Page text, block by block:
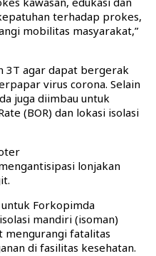
terhadap prokes,
mobilitas masyarakat,”
3T agar dapat bergerak
virus corona. Selain
juga diimbau untuk
(BOR) dan lokasi isolasi
lonjakan
Forkopimda
mandiri (isoman)
mengurangi fatalitas
di fasilitas kesehatan.